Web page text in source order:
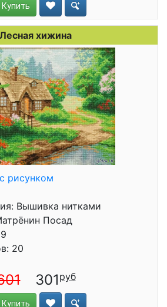
Купить
Лесная хижина
рисунком
Вышивка нитками
Посад
20
301
Купить